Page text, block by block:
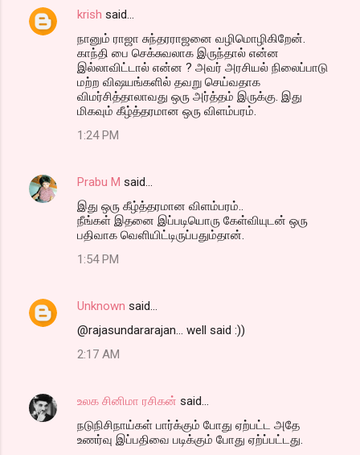
krish said…
நானும் ராஜா சுந்தரராஜனை வழிமொழிகிறேன்.
காந்தி பை செக்சுவலாக இருந்தால் என்ன
இல்லாவிட்டால் என்ன ? அவர் அரசியல் நிலைப்பாடு
மற்ற விஷயங்களில் தவறு செய்வதாக
விமர்சித்தாலாவது ஒரு அர்த்தம் இருக்கு. இது
மிகவும் கீழ்த்தரமான ஒரு விளம்பரம்.
1:24 PM
Prabu M said…
இது ஒரு கீழ்த்தரமான விளம்பரம்..
நீங்கள் இதனை இப்படியொரு கேள்வியுடன் ஒரு
பதிவாக வெளியிட்டிருப்பதும்தான்.
1:54 PM
Unknown said…
@rajasundararajan... well said :))
2:17 AM
உலக சினிமா ரசிகன் said…
நடுநிசிநாய்கள் பார்க்கும் போது ஏற்பட்ட அதே
உணர்வு இப்பதிவை படிக்கும் போது ஏற்ப்பட்டது.